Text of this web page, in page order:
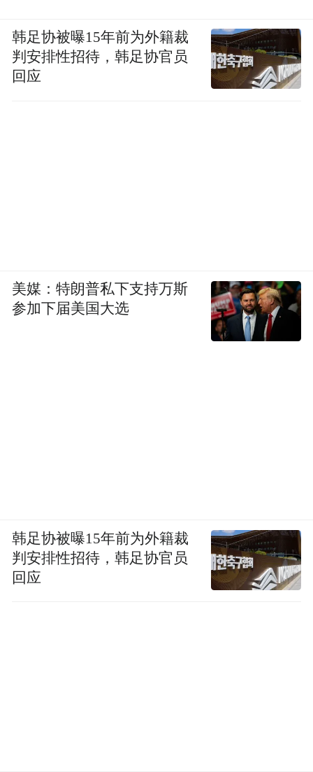
韩足协被曝15年前为外籍裁
判安排性招待，韩足协官员
回应
美媒：特朗普私下支持万斯
参加下届美国大选
韩足协被曝15年前为外籍裁
判安排性招待，韩足协官员
回应